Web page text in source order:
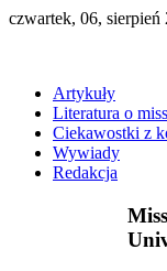
czwartek, 06, sierpień
Artykuły
Literatura o miss
Ciekawostki z
Wywiady
Redakcja